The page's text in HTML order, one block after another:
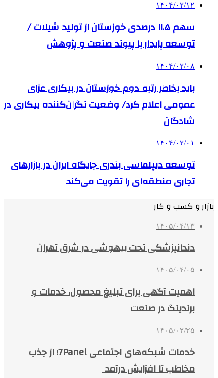
۱۴۰۴/۰۳/۱۲
سهم ۱۱.۵ درصدی خوزستان از تولید شیلات /
توسعه پایدار با پیوند صنعت و پژوهش
۱۴۰۴/۰۳/۰۸
باید بخاطر رتبه دوم خوزستان در بیکاری عزای
عمومی اعلام کرد/ وضعیت نگران‌کننده بیکاری در
شادگان
۱۴۰۴/۰۳/۰۱
توسعه دیپلماسی بندری جایگاه ایران در بازارهای
تجاری منطقه‌ای را تقویت می‌کند
بازار و کسب و کار
۱۴۰۵/۰۴/۱۳
دندانپزشکی تحت بیهوشی در شرق تهران
۱۴۰۵/۰۴/۰۵
اهمیت آگهی برای تبلیغ محصول، خدمات و
برندینگ در صنعت
۱۴۰۵/۰۳/۲۵
خدمات شبکه‌های اجتماعی 7Panel؛ از جذب
مخاطب تا افزایش درآمد